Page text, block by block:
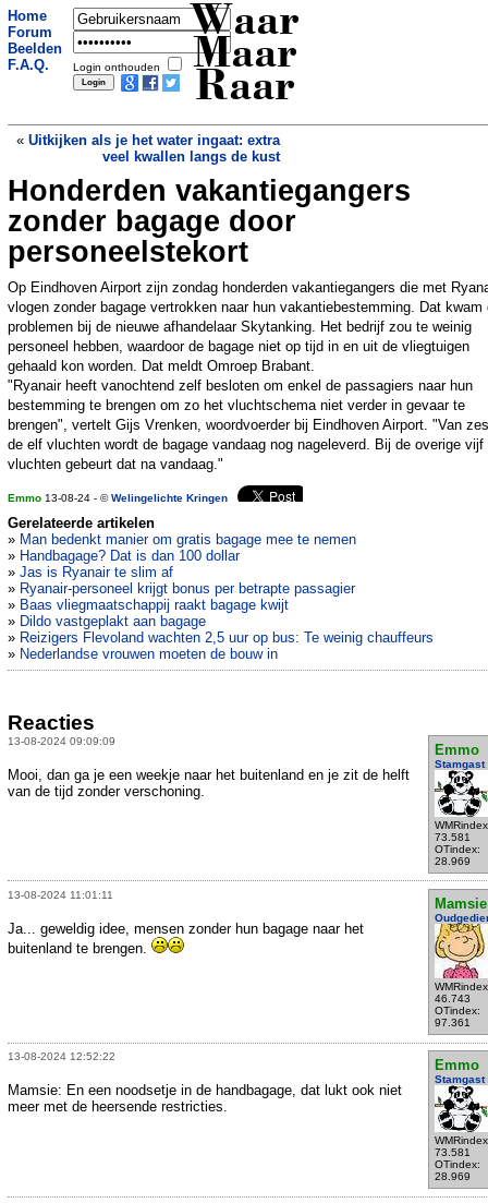
Home
Forum
Beelden
F.A.Q.
Login onthouden
Waar
Maar
Raar
« Uitkijken als je het water ingaat: extra
veel kwallen langs de kust
Man verkleedt zich bij de Olympische
Spelen als Kim Jong-un voor het oog
van Noord-Koreanen
Honderden vakantiegangers
zonder bagage door
personeelstekort
Op Eindhoven Airport zijn zondag honderden vakantiegangers die met
vlogen zonder bagage vertrokken naar hun vakantiebestemming. Dat kwam
problemen bij de nieuwe afhandelaar Skytanking. Het bedrijf zou te weinig
personeel hebben, waardoor de bagage niet op tijd in en uit de vliegtuigen
gehaald kon worden. Dat meldt Omroep Brabant.
"Ryanair heeft vanochtend zelf besloten om enkel de passagiers naar hun
bestemming te brengen om zo het vluchtschema niet verder in gevaar te
brengen", vertelt Gijs Vrenken, woordvoerder bij Eindhoven Airport. "Van
de elf vluchten wordt de bagage vandaag nog nageleverd. Bij de overige vijf
vluchten gebeurt dat na vandaag."
Emmo 13-08-24 - ©Welingelichte Kringen
Gerelateerde artikelen
» Man bedenkt manier om gratis bagage mee te nemen
» Handbagage? Dat is dan 100 dollar
» Jas is Ryanair te slim af
» Ryanair-personeel krijgt bonus per betrapte passagier
» Baas vliegmaatschappij raakt bagage kwijt
» Dildo vastgeplakt aan bagage
» Reizigers Flevoland wachten 2,5 uur op bus: Te weinig chauffeurs
» Nederlandse vrouwen moeten de bouw in
Reacties
13-08-2024 09:09:09
Emmo
Stamgast
73.581
OTindex:
28.969
Mooi, dan ga je een weekje naar het buitenland en je zit de helft
van de tijd zonder verschoning.
13-08-2024 11:01:11
Mamsie
46.743
OTindex:
97.361
Ja... geweldig idee, mensen zonder hun bagage naar het
buitenland te brengen.
13-08-2024 12:52:22
Emmo
Stamgast
73.581
OTindex:
28.969
Mamsie: En een noodsetje in de handbagage, dat lukt ook niet
meer met de heersende restricties.